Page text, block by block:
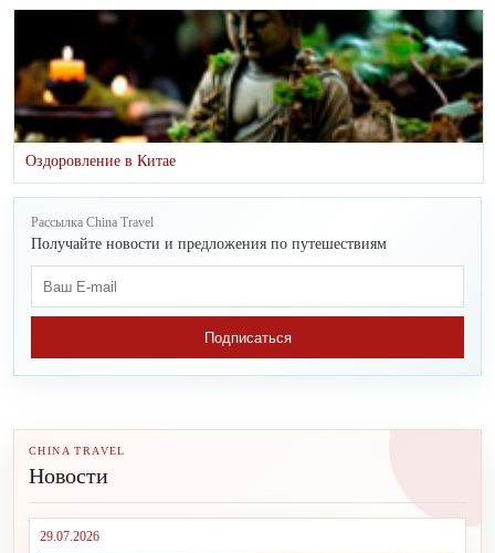
Оздоровление в Китае
Рассылка China Travel
Получайте новости и предложения по путешествиям
Подписаться
CHINA TRAVEL
Новости
29.07.2026